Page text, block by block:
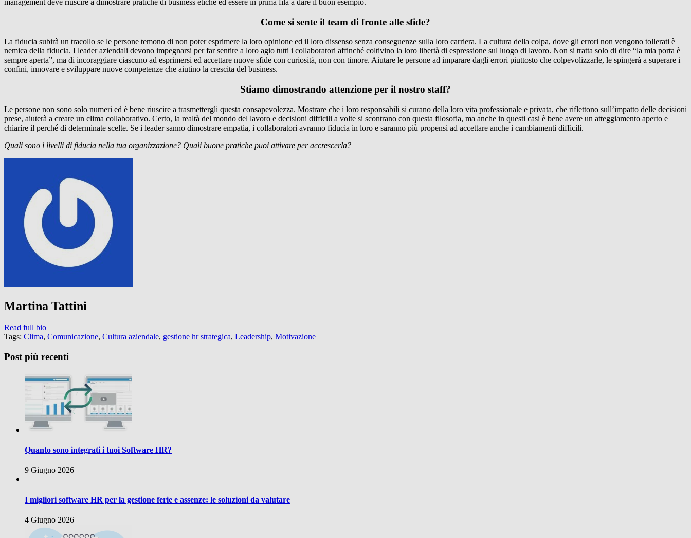
Come si sente il team di fronte alle sfide?
La fiducia subirà un tracollo se le persone temono di non poter esprimere la loro opinione ed il loro dissenso senza conseguenze sulla loro carriera. La cultura della colpa, dove gli errori non vengono tollerati è
nemica della fiducia. I leader aziendali devono impegnarsi per far sentire a loro agio tutti i collaboratori affinché coltivino la loro libertà di espressione sul luogo di lavoro. Non si tratta solo di dire “la mia porta è
sempre aperta”, ma di incoraggiare ciascuno ad esprimersi ed accettare nuove sfide con curiosità, non con timore. Aiutare le persone ad imparare dagli errori piuttosto che colpevolizzarle, le spingerà a superare i
confini, innovare e sviluppare nuove competenze che aiutino la crescita del business.
Stiamo dimostrando attenzione per il nostro staff?
Le persone non sono solo numeri ed è bene riuscire a trasmettergli questa consapevolezza. Mostrare che i loro responsabili si curano della loro vita professionale e privata, che riflettono sull’impatto delle decisioni
prese, aiuterà a creare un clima collaborativo. Certo, la realtà del mondo del lavoro e decisioni difficili a volte si scontrano con questa filosofia, ma anche in questi casi è bene avere un atteggiamento aperto e
chiarire il perché di determinate scelte. Se i leader sanno dimostrare empatia, i collaboratori avranno fiducia in loro e saranno più propensi ad accettare anche i cambiamenti difficili.
Quali sono i livelli di fiducia nella tua organizzazione? Quali buone pratiche puoi attivare per accrescerla?
Martina Tattini
Read full bio
Tags: Clima, Comunicazione, Cultura aziendale, gestione hr strategica, Leadership, Motivazione
Post più recenti
Quanto sono integrati i tuoi Software HR?
9 Giugno 2026
I migliori software HR per la gestione ferie e assenze: le soluzioni da valutare
4 Giugno 2026